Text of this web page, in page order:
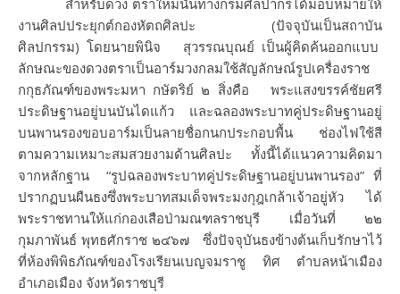
สำหรับดวง ตราใหม่นั้นทางกรมศิลปากรได้มอบหมายให้
งานศิลปประยุกต์กองหัตถศิลปะ (ปัจจุบันเป็นสถาบัน
ศิลปกรรม) โดยนายพินิจ สุวรรณบุณย์ เป็นผู้คิดค้นออกแบบ
ลักษณะของดวงตราเป็นอาร์มวงกลมใช้สัญลักษณ์รูปเครื่องราช
กกุธภัณฑ์ของพระมหา กษัตริย์ ๒ สิ่งคือ พระแสงขรรค์ชัยศรี
ประดิษฐานอยู่บนบันไดแก้ว และฉลองพระบาทคู่ประดิษฐานอยู่
บนพานรองขอบอาร์มเป็นลายชื่อกนกประกอบพื้น ช่องไฟใช้สี
ตามความเหมาะสมสวยงามด้านศิลปะ ทั้งนี้ได้แนวความคิดมา
จากหลักฐาน “รูปฉลองพระบาทคู่ประดิษฐานอยู่บนพานรอง” ที่
ปรากฏบนผืนธงซึ่งพระบาทสมเด็จพระมงกุฎเกล้าเจ้าอยู่หัว ได้
พระราชทานให้แก่กองเสือป่ามณฑลราชบุรี เมื่อวันที่ ๒๒
กุมภาพันธ์ พุทธศักราช ๒๔๖๗ ซึ่งปัจจุบันธงข้างต้นเก็บรักษาไว้
ที่ห้องพิพิธภัณฑ์ของโรงเรียนเบญจมราชู ทิศ ตำบลหน้าเมือง
อำเภอเมือง จังหวัดราชบุรี